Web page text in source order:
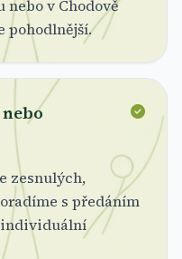
nebo v Chodově
pohodlnější.
zesnulých,
s předáním
individuální